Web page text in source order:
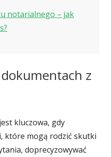
notarialnego – jak
z
kluczowa, gdy
które mogą rodzić skutki
doprecyzowywać